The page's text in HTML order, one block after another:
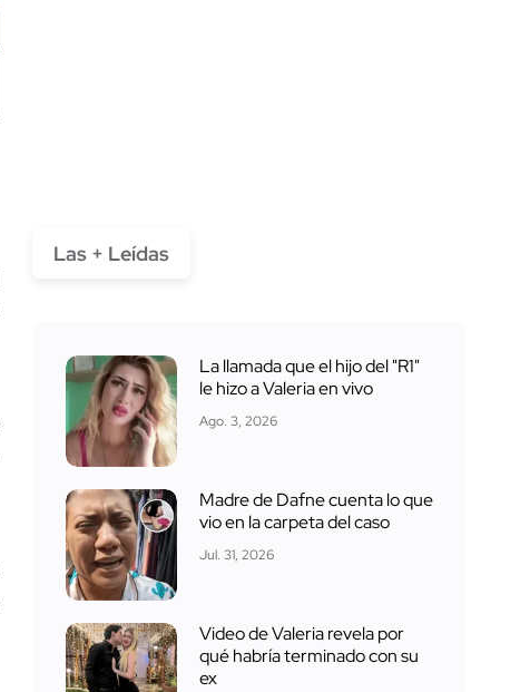
Las + Leídas
La llamada que el hijo del "R1"
le hizo a Valeria en vivo
Ago. 3, 2026
Madre de Dafne cuenta lo que
vio en la carpeta del caso
Jul. 31, 2026
Video de Valeria revela por
qué habría terminado con su
ex